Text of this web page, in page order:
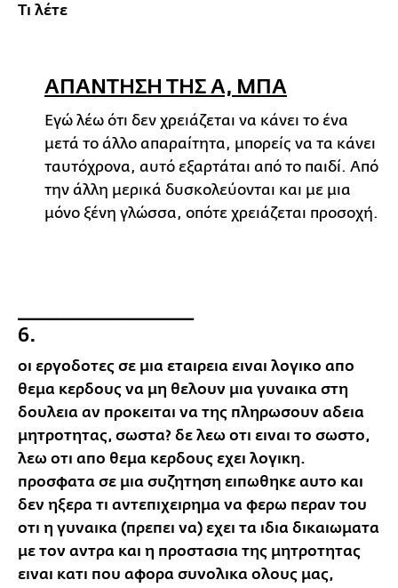
Τι λέτε
ΑΠΑΝΤΗΣΗ ΤΗΣ Α, ΜΠΑ
Εγώ λέω ότι δεν χρειάζεται να κάνει το ένα
μετά το άλλο απαραίτητα, μπορείς να τα κάνει
ταυτόχρονα, αυτό εξαρτάται από το παιδί. Από
την άλλη μερικά δυσκολεύονται και με μια
μόνο ξένη γλώσσα, οπότε χρειάζεται προσοχή.
6.
οι εργοδοτες σε μια εταιρεια ειναι λογικο απο
θεμα κερδους να μη θελουν μια γυναικα στη
δουλεια αν προκειται να της πληρωσουν αδεια
μητροτητας, σωστα? δε λεω οτι ειναι το σωστο,
λεω οτι απο θεμα κερδους εχει λογικη.
προσφατα σε μια συζητηση ειπωθηκε αυτο και
δεν ηξερα τι αντεπιχειρημα να φερω περαν του
οτι η γυναικα (πρεπει να) εχει τα ιδια δικαιωματα
με τον αντρα και η προστασια της μητροτητας
ειναι κατι που αφορα συνολικα ολους μας,